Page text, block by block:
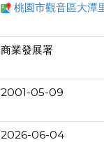
桃園市觀音區大潭
商業發展署
2001-05-09
2026-06-04